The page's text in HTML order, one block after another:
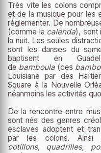
Très vite les colons
et de la musique pour les
réglementer. De
(comme la calenda), sont
la nuit. Les seules
sont les danses du
baptisent en
de bamboula (ces
Louisiane par des
Square à la Nouvelle
néanmoins les activités
De la rencontre entre
sont nés des genres
esclaves adoptent et
par les colons. Ainsi
cotillons, quadrilles,